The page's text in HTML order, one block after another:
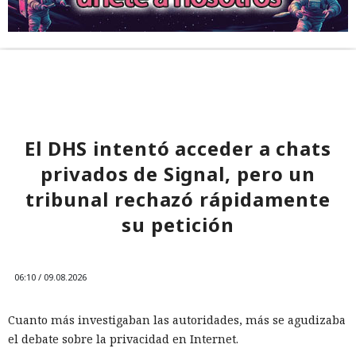
El DHS intentó acceder a chats
privados de Signal, pero un
tribunal rechazó rápidamente
su petición
06:10 / 09.08.2026
Cuanto más investigaban las autoridades, más se agudizaba
el debate sobre la privacidad en Internet.